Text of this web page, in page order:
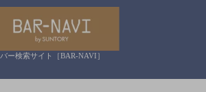
バー検索サイト［BAR-NAVI］